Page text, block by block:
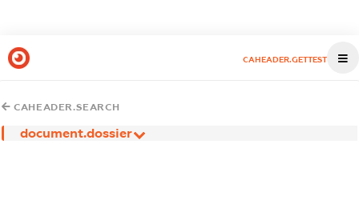
CAHEADER.GETTEST
CAHEADER.SEARCH
document.dossier